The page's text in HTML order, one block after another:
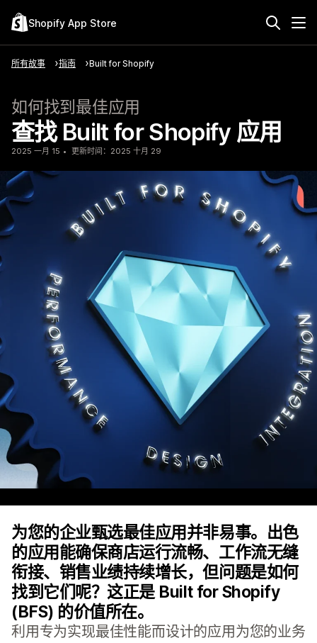
Shopify App Store
所有故事 指南 Built for Shopify
如何找到最佳应用
查找 Built for Shopify 应用
2025 一月 15 更新时间：2025 十月 29
为您的企业甄选最佳应用并非易事。出色
的应用能确保商店运行流畅、工作流无缝
衔接、销售业绩持续增长，但问题是如何
找到它们呢？这正是 Built for Shopify
(BFS) 的价值所在。
利用专为实现最佳性能而设计的应用为您的业务